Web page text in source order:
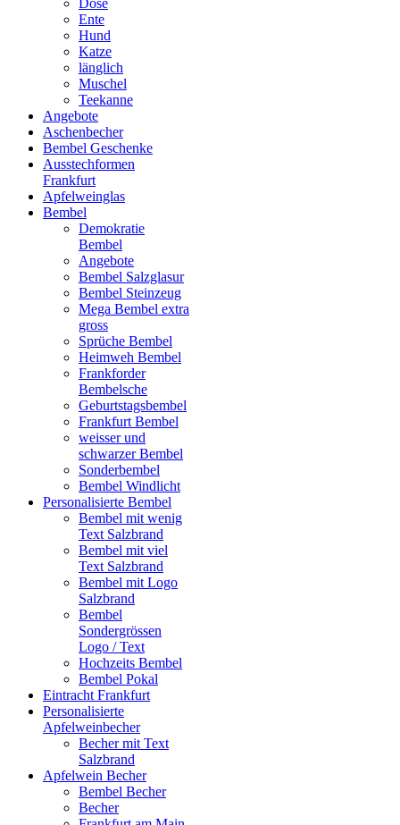
Dose
Ente
Hund
Katze
länglich
Muschel
Teekanne
Angebote
Aschenbecher
Bembel Geschenke
Ausstechformen
Frankfurt
Apfelweinglas
Bembel
Demokratie
Bembel
Angebote
Bembel Salzglasur
Bembel Steinzeug
Mega Bembel extra
gross
Sprüche Bembel
Heimweh Bembel
Frankforder
Bembelsche
Geburtstagsbembel
Frankfurt Bembel
weisser und
schwarzer Bembel
Sonderbembel
Bembel Windlicht
Personalisierte Bembel
Bembel mit wenig
Text Salzbrand
Bembel mit viel
Text Salzbrand
Bembel mit Logo
Salzbrand
Bembel
Sondergrössen
Logo / Text
Hochzeits Bembel
Bembel Pokal
Eintracht Frankfurt
Personalisierte
Apfelweinbecher
Becher mit Text
Salzbrand
Apfelwein Becher
Bembel Becher
Becher